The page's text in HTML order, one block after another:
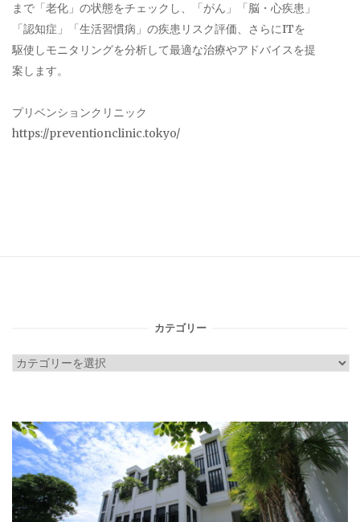
まで「老化」の状態をチェックし、「がん」「脳・心疾患」
「認知症」「生活習慣病」の疾患リスク評価、さらにITを
駆使しモニタリングを分析して最適な治療やアドバイスを提
案します。
プリベンションクリニック
https://preventionclinic.tokyo/
カテゴリー
カ
リ
ー